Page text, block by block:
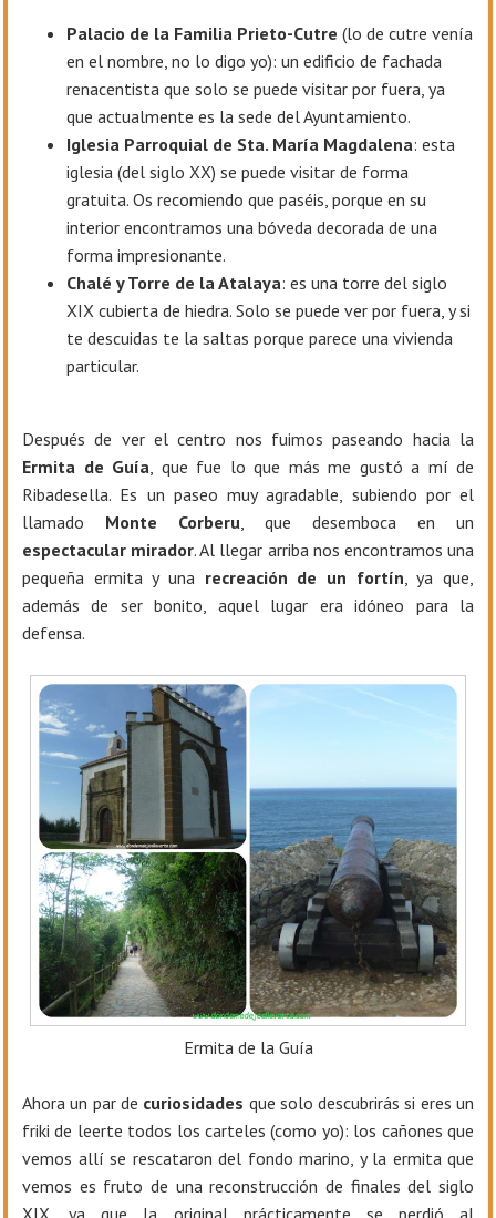
Palacio de la Familia Prieto-Cutre (lo de cutre venía
en el nombre, no lo digo yo): un edificio de fachada
renacentista que solo se puede visitar por fuera, ya
que actualmente es la sede del Ayuntamiento.
Iglesia Parroquial de Sta. María Magdalena: esta
iglesia (del siglo XX) se puede visitar de forma
gratuita. Os recomiendo que paséis, porque en su
interior encontramos una bóveda decorada de una
forma impresionante.
Chalé y Torre de la Atalaya: es una torre del siglo
XIX cubierta de hiedra. Solo se puede ver por fuera, y si
te descuidas te la saltas porque parece una vivienda
particular.
Después de ver el centro nos fuimos paseando hacia la
Ermita de Guía , que fue lo que más me gustó a mí de
Ribadesella. Es un paseo muy agradable, subiendo por el
llamado Monte Corberu , que desemboca en un
espectacular mirador. Al llegar arriba nos encontramos una
pequeña ermita y una recreación de un fortín , ya que,
además de ser bonito, aquel lugar era idóneo para la
defensa.
Ermita de la Guía
Ahora un par de curiosidades que solo descubrirás si eres un
friki de leerte todos los carteles (como yo): los cañones que
vemos allí se rescataron del fondo marino, y la ermita que
vemos es fruto de una reconstrucción de finales del siglo
XIX, ya que la original prácticamente se perdió al